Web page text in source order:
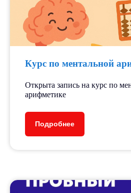
Курс по ментальной
Открыта запись на курс по
арифметике
Подробнее
Мы гордимся тем, что наши
неоднократно становились
победителями различных
образовательных проектов, таких
«Большая перемена», «Орлята
и др.